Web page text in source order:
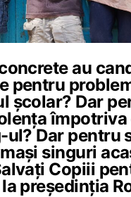
au
pentru
școlar? Dar
ul? Dar pentru
singuri
Copiii
președinția